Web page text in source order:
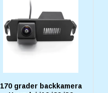
170 grader backkamera